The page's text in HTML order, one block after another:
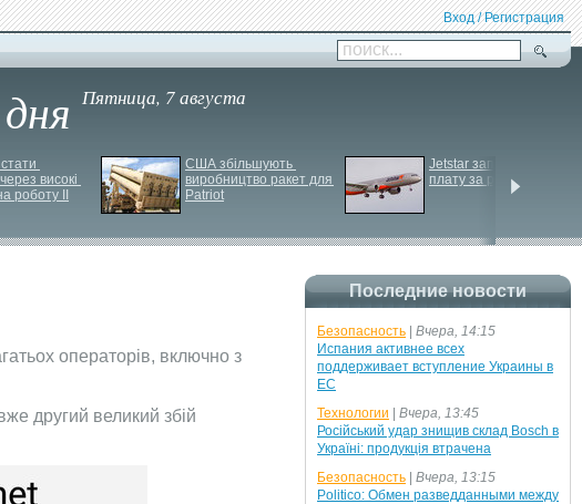
Вход / Регистрация
поиск...
Пятница, 7 августа
високі
роботу ІІ
США збільшують
виробництво ракет для
Patriot
Jetstar запроваджує
плату за ручну поклажу
операторів, включно з
другий великий збій
Последние новости
Безопасность
Вчера, 14:15
Испания активнее всех
поддерживает вступление Украины в
ЕС
Технологии
Вчера, 13:45
Російський удар знищив склад Bosch в
Україні: продукція втрачена
Безопасность
Вчера, 13:15
Politico: Обмен разведданными между